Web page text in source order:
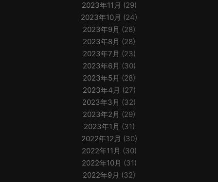
2023年11月 (29)
2023年10月 (24)
2023年9月 (28)
2023年8月 (28)
2023年7月 (23)
2023年6月 (30)
2023年5月 (28)
2023年4月 (27)
2023年3月 (32)
2023年2月 (29)
2023年1月 (31)
2022年12月 (30)
2022年11月 (30)
2022年10月 (31)
2022年9月 (32)